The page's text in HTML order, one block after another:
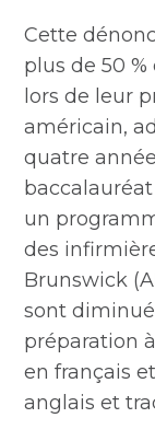
Cette
plus de 50
lors de leur
américain,
quatre
un
des
Brunswick
sont
préparation
en français
anglais et